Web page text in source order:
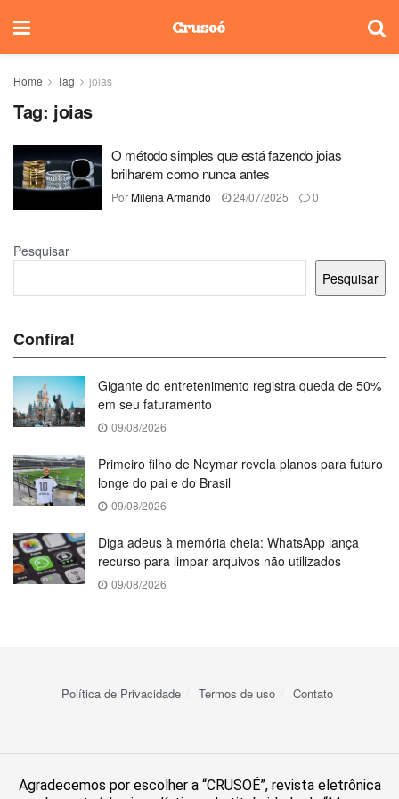
Home Tag joias
Tag: joias
O método simples que está fazendo joias
brilharem como nunca antes
PorMilena Armando 24/07/2025 0
Pesquisar
Pesquisar
Confira!
Gigante do entretenimento registra queda de 50%
em seu faturamento
09/08/2026
Primeiro filho de Neymar revela planos para futuro
longe do pai e do Brasil
09/08/2026
Diga adeus à memória cheia: WhatsApp lança
recurso para limpar arquivos não utilizados
09/08/2026
Política de Privacidade Termos de uso Contato
Agradecemos por escolher a “CRUSOÉ”, revista eletrônica